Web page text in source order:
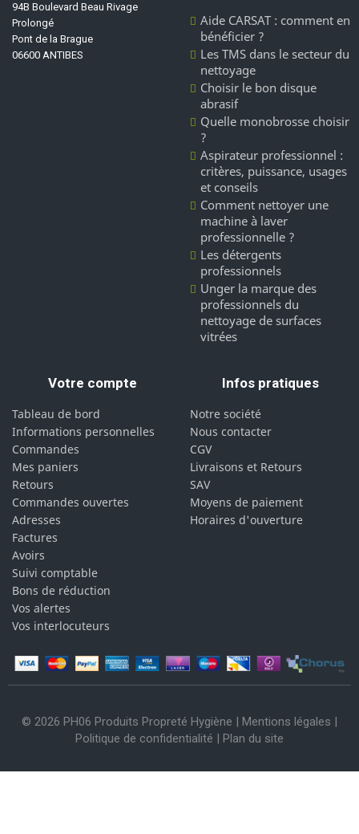
94B Boulevard Beau Rivage
Prolongé
Pont de la Brague
06600 ANTIBES
Aide CARSAT : comment en
bénéficier ?
Les TMS dans le secteur du
nettoyage
Choisir le bon disque
abrasif
Quelle monobrosse choisir
?
Aspirateur professionnel :
critères, puissance, usages
et conseils
Comment nettoyer une
machine à laver
professionnelle ?
Les détergents
professionnels
Unger la marque des
professionnels du
nettoyage de surfaces
vitrées
Votre compte
Tableau de bord
Informations personnelles
Commandes
Mes paniers
Retours
Commandes ouvertes
Adresses
Factures
Avoirs
Suivi comptable
Bons de réduction
Vos alertes
Vos interlocuteurs
Infos pratiques
Notre société
Nous contacter
CGV
Livraisons et Retours
SAV
Moyens de paiement
Horaires d'ouverture
© 2026 PH06 Produits Propreté Hygiène | Mentions légales |
Politique de confidentialité | Plan du site